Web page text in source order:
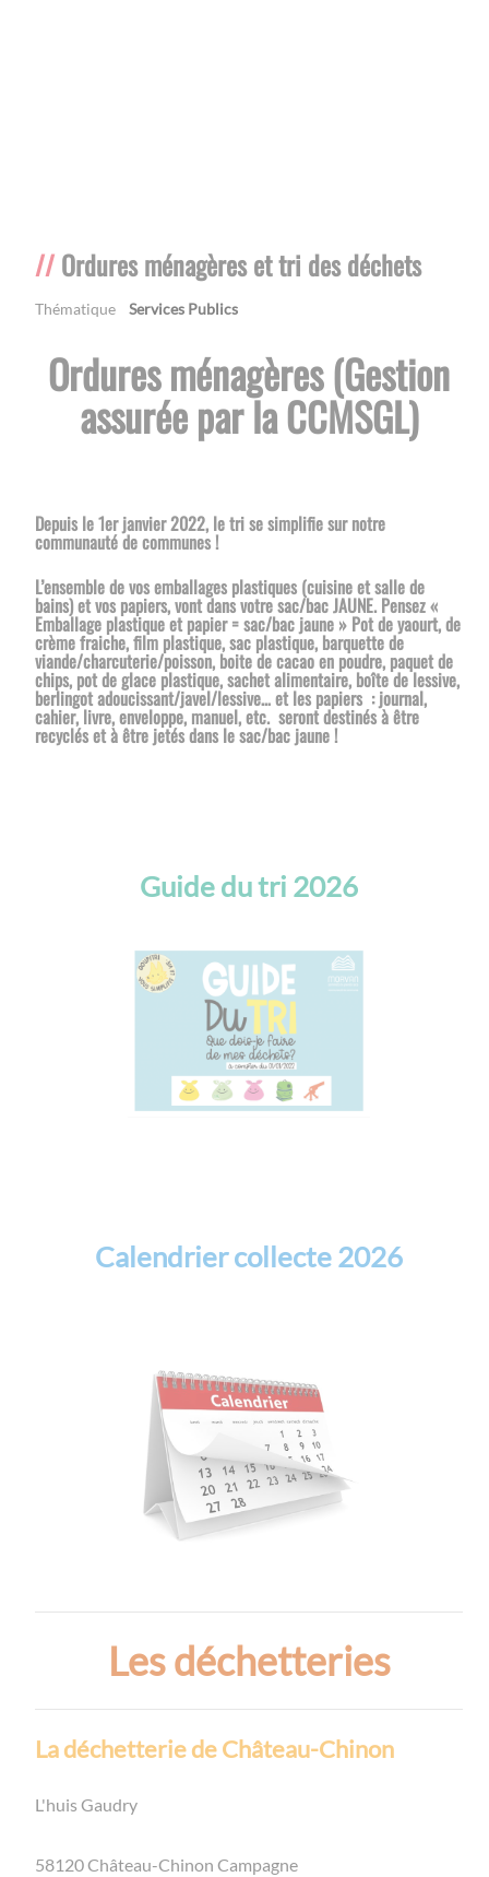
Ordures ménagères et tri des déchets
Thématique Services Publics
Ordures ménagères (Gestion
assurée par la CCMSGL)
Depuis le 1er janvier 2022, le tri se simplifie sur notre
communauté de communes !
L’ensemble de vos emballages plastiques (cuisine et salle de
bains) et vos papiers, vont dans votre sac/bac JAUNE. Pensez «
Emballage plastique et papier = sac/bac jaune » Pot de yaourt, de
crème fraiche, film plastique, sac plastique, barquette de
viande/charcuterie/poisson, boite de cacao en poudre, paquet de
chips, pot de glace plastique, sachet alimentaire, boîte de lessive,
berlingot adoucissant/javel/lessive… et les papiers : journal,
cahier, livre, enveloppe, manuel, etc. seront destinés à être
recyclés et à être jetés dans le sac/bac jaune !
Guide du tri 2026
Calendrier collecte 2026
Les déchetteries
La déchetterie de Château-Chinon
L'huis Gaudry
58120 Château-Chinon Campagne